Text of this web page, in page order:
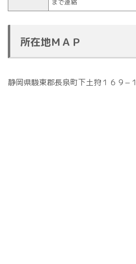
所在地ＭＡＰ
静岡県駿東郡長泉町下土狩１６９−１